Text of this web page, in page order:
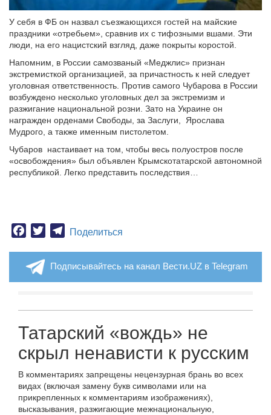
У себя в ФБ он назвал съезжающихся гостей на майские
праздники «отребьем», сравнив их с тифозными вшами. Эти
люди, на его нацистский взгляд, даже покрыты коростой.
Напомним, в России самозваный «Меджлис» признан
экстремисткой организацией, за причастность к ней следует
уголовная ответственность. Против самого Чубарова в России
возбуждено несколько уголовных дел за экстремизм и
разжигание национальной розни. Зато на Украине он
награжден орденами Свободы, за Заслуги, Ярослава
Мудрого, а также именным пистолетом.
Чубаров настаивает на том, чтобы весь полуостров после
«освобождения» был объявлен Крымскотатарской автономной
республикой. Легко представить последствия…
Facebook
TwitterTelegram
Поделиться
Подписывайтесь на канал Вести.UZ в Telegram
Татарский «вождь» не
скрыл ненависти к русским
В комментариях запрещены нецензурная брань во всех
видах (включая замену букв символами или на
прикрепленных к комментариям изображениях),
высказывания, разжигающие межнациональную,